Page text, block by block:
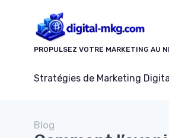
PROPULSEZ VOTRE MARKETING AU
Stratégies de Marketing
Blog